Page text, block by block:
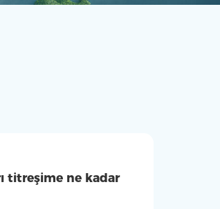
titreşime ne kadar